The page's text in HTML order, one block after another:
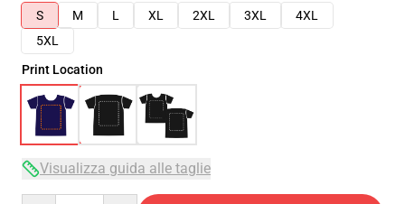
S
M L XL 2XL 3XL
4XL
5XL
Print Location
Visualizza guida alle taglie